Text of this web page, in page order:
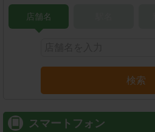
店舗名
検索
スマートフォン